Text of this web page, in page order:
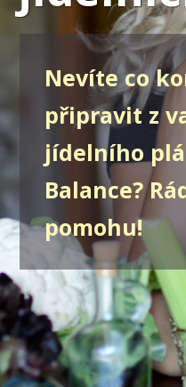
Nevíte co
připravit z
jídelního
Balance?
pomohu!